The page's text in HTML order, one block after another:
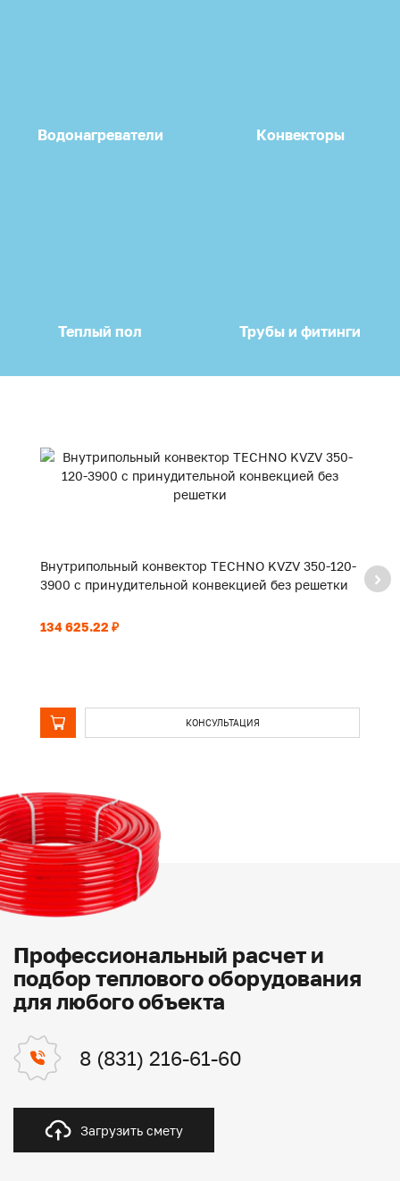
Водонагреватели Конвекторы
Теплый пол Трубы и фитинги
Внутрипольный конвектор TECHNO KVZV 350-120-
3900 с принудительной конвекцией без решетки
134 625.22 ₽
КОНСУЛЬТАЦИЯ
Профессиональный расчет и
подбор теплового оборудования
для любого объекта
8 (831) 216-61-60
Загрузить смету